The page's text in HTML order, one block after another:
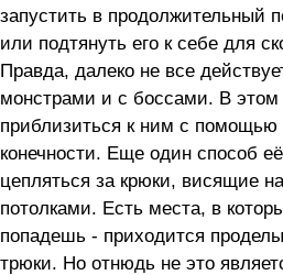
запустить в продолжительный
или подтянуть его к себе для
Правда, далеко не все
монстрами и с боссами. В
приблизиться к ним с помощью
конечности. Еще один способ
цепляться за крюки, висящие
потолками. Есть места, в
попадешь - приходится
трюки. Но отнюдь не это